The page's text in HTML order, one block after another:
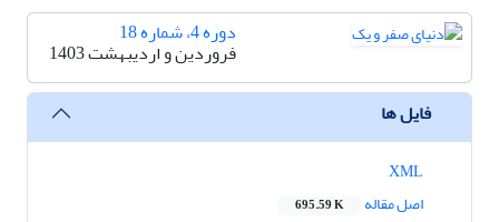
دوره 4، شماره 18
فروردین و اردیبهشت 1403
فایل ها
اصل مقاله
695.59 K